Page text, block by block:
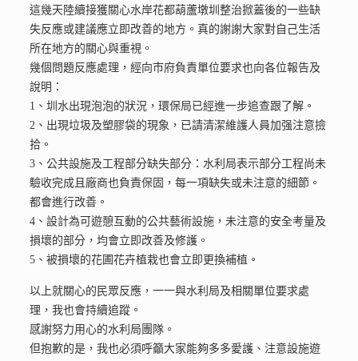
這幾天陸續接獲關心水岸花都葫蘆墩圳整治掀蓋後的一些缺
失反應或建議應立即改善的地方。真的謝謝大家對自己生活
所在地方的關心與重視。
幾個問題反應處理，經向市府負責單位要求也向各位報告及
說明：
1、圳水出現泡泡的狀況，環保局已經進一步追查跟了解。
2、出現垃圾及塑膠袋的現象，已請清潔維護人員加强注意撿
拾。
3、公共設施及工程部分缺失部分：水利局表示部分工程尚未
驗收完成且廠商也負責保固，每一項缺失或未注意的細節。
都會進行改善。
4、設計為可遊憩互動的公共藝術設施，未注意的安全考量及
損壞的部分，均會立即改善及修護。
5、被損壞的花圃花卉植栽也會立即更換補植。
以上就關心的民眾反應，一一與水利局及相關單位要求處
理，我也會持續追蹤。
感謝努力用心的水利局團隊。
但抱歉的是，我也必須呼籲大家能夠多多愛護、注意設施遊